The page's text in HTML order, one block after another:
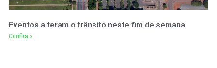
Eventos alteram o trânsito neste fim de semana
Confira »